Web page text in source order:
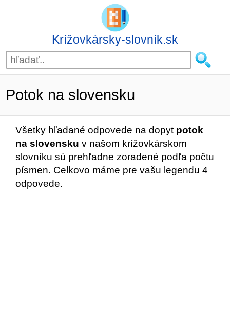
Krížovkársky-slovník.sk
Potok na slovensku
Všetky hľadané odpovede na dopyt potok
na slovensku v našom krížovkárskom
slovníku sú prehľadne zoradené podľa počtu
písmen. Celkovo máme pre vašu legendu 4
odpovede.